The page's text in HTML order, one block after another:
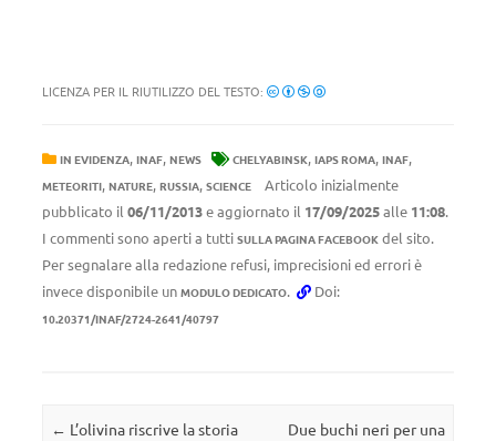
LICENZA PER IL RIUTILIZZO DEL TESTO:
IN EVIDENZA, INAF, NEWS CHELYABINSK, IAPS ROMA, INAF,
METEORITI, NATURE, RUSSIA, SCIENCE
Articolo inizialmente
pubblicato il 06/11/2013e aggiornato il 17/09/2025alle 11:08.
I commenti sono aperti a tutti SULLA PAGINA FACEBOOK del sito.
Per segnalare alla redazione refusi, imprecisioni ed errori è
invece disponibile un MODULO DEDICATO. Doi:
10.20371/INAF/2724-2641/40797
Navigazione articolo
← L’olivina riscrive la storia
Due buchi neri per una